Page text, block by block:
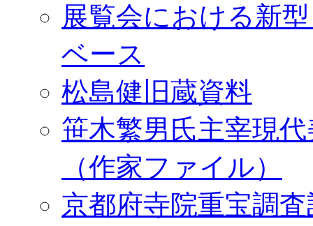
展覧会における新
ベース
松島健旧蔵資料
笹木繁男氏主宰現
（作家ファイル）
京都府寺院重宝調